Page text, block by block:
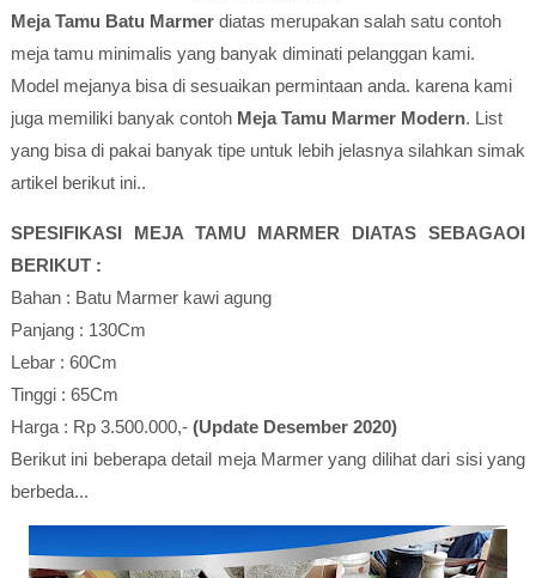
Meja Tamu Batu Marmerdiatas merupakan salah satu contoh
meja tamu minimalis yang banyak diminati pelanggan kami.
Model mejanya bisa di sesuaikan permintaan anda. karena kami
juga memiliki banyak contoh Meja Tamu Marmer Modern. List
yang bisa di pakai banyak tipe untuk lebih jelasnya silahkan simak
artikel berikut ini..
SPESIFIKASI MEJA TAMU MARMER DIATAS SEBAGAOI
BERIKUT :
Bahan : Batu Marmer kawi agung
Panjang : 130Cm
Lebar : 60Cm
Tinggi : 65Cm
Harga : Rp 3.500.000,-(Update Desember 2020)
Berikut ini beberapa detail meja Marmer yang dilihat dari sisi yang
berbeda...